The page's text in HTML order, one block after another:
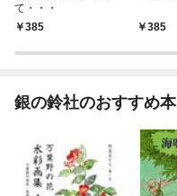
て・・・
385
385
銀の鈴社のおすすめ本